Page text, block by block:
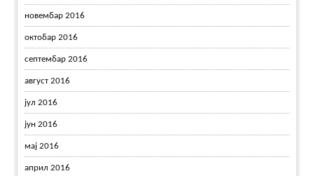
новембар 2016
октобар 2016
септембар 2016
август 2016
јул 2016
јун 2016
мај 2016
април 2016